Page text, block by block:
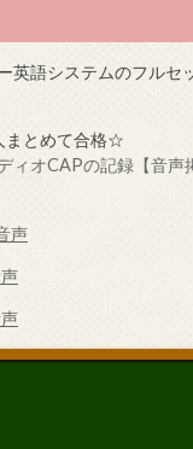
英語システムのフルセ
まとめて合格☆
ィオCAPの記録【音声
声